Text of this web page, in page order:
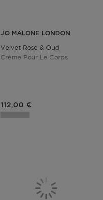
JO MALONE LONDON
Velvet Rose & Oud
Crème Pour Le Corps
112,00 €